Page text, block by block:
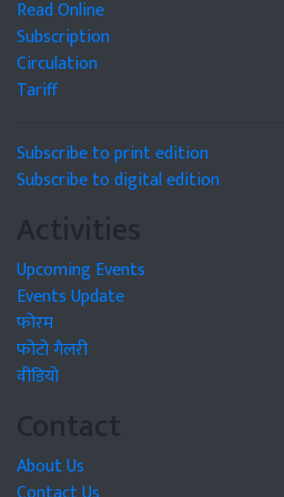
Read Online
Subscription
Circulation
Tariff
Subscribe to print edition
Subscribe to digital edition
Activities
Upcoming Events
Events Update
फोरम
फोटो गैलरी
वीडियो
Contact
About Us